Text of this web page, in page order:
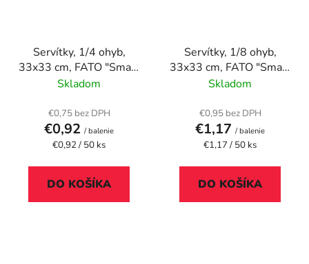
Servítky, 1/4 ohyb,
33x33 cm, FATO "Smart
Table", biela
Skladom
€0,75 bez DPH
€0,92 / balenie
Jednotková
€0,92 / 50 ks
DO KOŠÍKA
Servítky, 1/8 ohyb,
33x33 cm, FATO "Smart
Table", biele
Skladom
€0,95 bez DPH
€1,17 / balenie
Jednotková
€1,17 / 50 ks
DO KOŠÍKA